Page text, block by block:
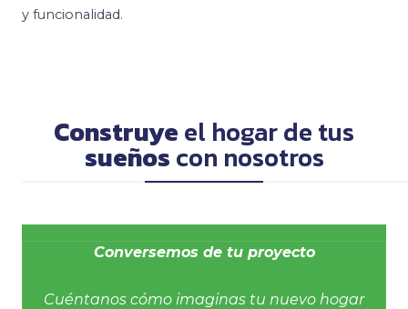
y funcionalidad.
Construyeel hogar de tus
sueñoscon nosotros
Conversemos de tu proyecto
Cuéntanos cómo imaginas tu nuevo hogar